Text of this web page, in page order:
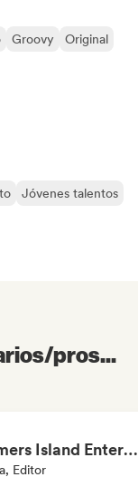
Groovy
Original
Jóvenes talentos
pros...
Dreamers Island Entertainment
Editor